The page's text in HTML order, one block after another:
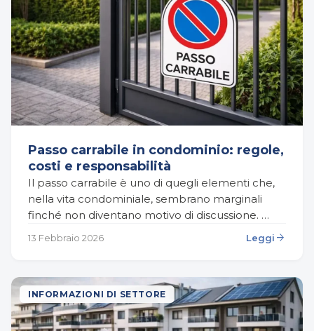
Passo carrabile in condominio: regole,
costi e responsabilità
Il passo carrabile è uno di quegli elementi che,
nella vita condominiale, sembrano marginali
finché non diventano motivo di discussione.
13 Febbraio 2026 Leggi arrow_forward
INFORMAZIONI DI SETTORE